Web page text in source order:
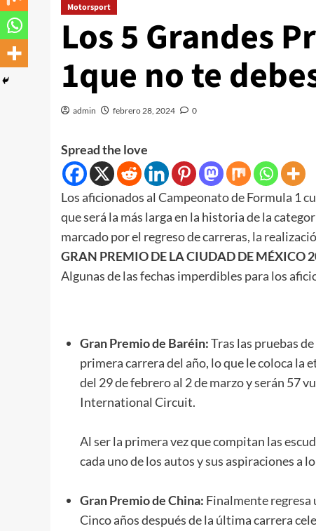
Motorsport
Los 5 Grandes
1que no te
admin febrero 28, 2024 0
Spread the love
Los aficionados al Campeonato de Formula 1
que será la más larga en la historia de la
marcado por el regreso de carreras, la
GRAN PREMIO DE LA CIUDAD DE MÉXICO
Algunas de las fechas imperdibles para los
Gran Premio de Baréin:Tras las pruebas
primera carrera del año, lo que le coloca la
del 29 de febrero al 2 de marzo y serán 57
International Circuit.
Al ser la primera vez que compitan las
cada uno de los autos y sus aspiraciones a
Gran Premio de China: Finalmente
Cinco años después de la última carrera